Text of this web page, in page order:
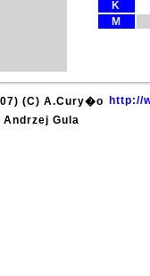
K
M
(C) A.Cury�o
http://
Gula